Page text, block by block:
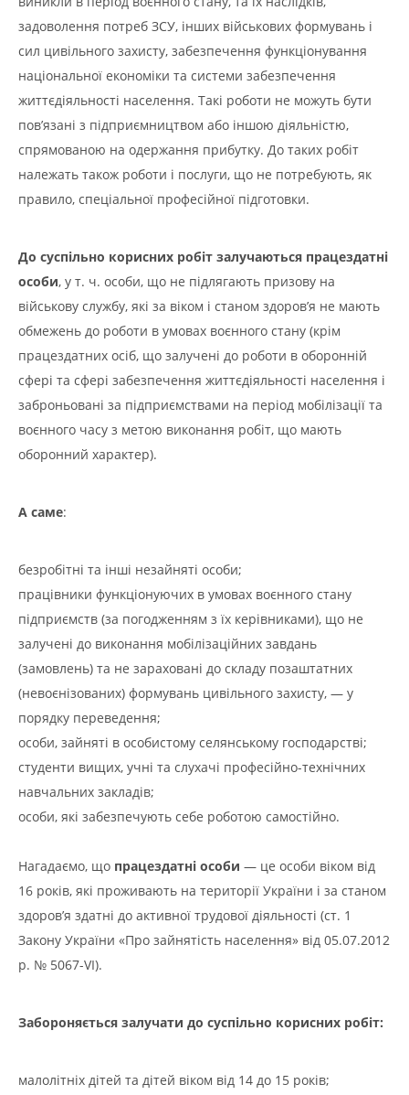
задоволення потреб ЗСУ, інших військових формувань і
сил цивільного захисту, забезпечення функціонування
національної економіки та системи забезпечення
життєдіяльності населення. Такі роботи не можуть бути
пов’язані з підприємництвом або іншою діяльністю,
спрямованою на одержання прибутку. До таких робіт
належать також роботи і послуги, що не потребують, як
правило, спеціальної професійної підготовки.
До суспільно корисних робіт залучаються працездатні
особи, у т. ч. особи, що не підлягають призову на
військову службу, які за віком і станом здоров’я не мають
обмежень до роботи в умовах воєнного стану (крім
працездатних осіб, що залучені до роботи в оборонній
сфері та сфері забезпечення життєдіяльності населення і
заброньовані за підприємствами на період мобілізації та
воєнного часу з метою виконання робіт, що мають
оборонний характер).
А саме:
безробітні та інші незайняті особи;
працівники функціонуючих в умовах воєнного стану
підприємств (за погодженням з їх керівниками), що не
залучені до виконання мобілізаційних завдань
(замовлень) та не зараховані до складу позаштатних
(невоєнізованих) формувань цивільного захисту, — у
порядку переведення;
особи, зайняті в особистому селянському господарстві;
студенти вищих, учні та слухачі професійно-технічних
навчальних закладів;
особи, які забезпечують себе роботою самостійно.
Нагадаємо, що працездатні особи — це особи віком від
16 років, які проживають на території України і за станом
здоров’я здатні до активної трудової діяльності (ст. 1
Закону України «Про зайнятість населення» від 05.07.2012
р. № 5067-VI).
Забороняється залучати до суспільно корисних робіт:
малолітніх дітей та дітей віком від 14 до 15 років;